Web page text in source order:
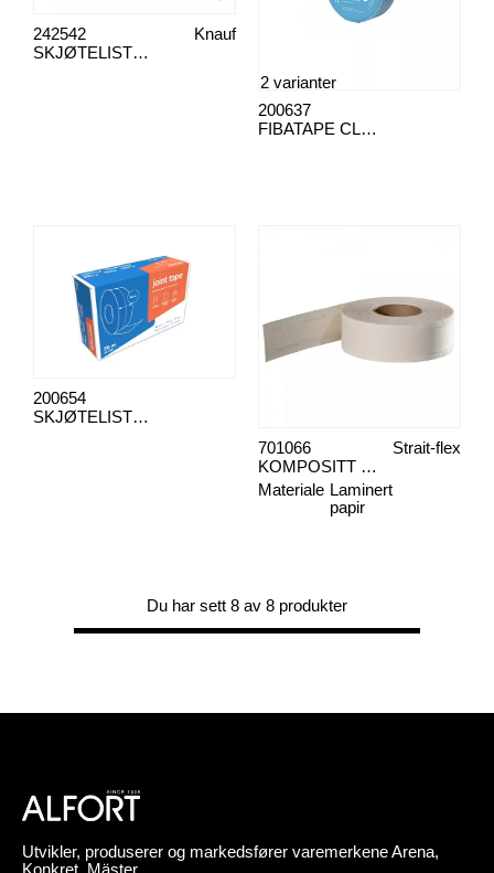
SKJØTELISTE KNAUF 50mm
Knauf
242542
FIBATAPE CLASSIC
200637
2 varianter
SKJØTELISTE 76M
200654
KOMPOSITT STRIP BUTTE-TAPE
Strait-flex
701066
Materiale Laminert
papir
Du har sett 8 av 8 produkter
Utvikler, produserer og markedsfører varemerkene Arena,